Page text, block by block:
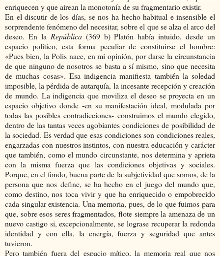
enriquecen y que airean la monotonía de su fragmentario existir.
En el discutir de los días, se nos ha hecho habitual e insensible el
sorprendente fenómeno del necesitar, sobre el que se alza el arco del
deseo. En la República (369 b) Platón había intuido, desde un
espacio político, esta forma peculiar de constituirse el hombre:
«Pues bien, la Polis nace, en mi opinión, por darse la circunstancia
de que ninguno de nosotros se basta a sí mismo, sino que necesita
de muchas cosas». Esa indigencia manifiesta también la soledad
imposible, la pérdida de autarquía, la incesante recepción y creación
de mundo. La indigencia que moviliza el deseo se proyecta en un
espacio objetivo donde -en su manifestación ideal, modulada por
todas las posibles contradicciones- construimos el mundo elegido,
dentro de las tantas veces agobiantes condiciones de posibilidad de
la sociedad. Es verdad que esas condiciones son condiciones reales,
engarzadas con nuestros instintos, con nuestra educación y carácter
que también, como el mundo circunstante, nos determina y aprieta
con la misma fuerza que las condiciones objetivas y sociales.
Porque, en el fondo, buena parte de la subjetividad que somos, de la
persona que nos define, se ha hecho en el juego del mundo que,
como destino, nos toca vivir y que ha enriquecido o empobrecido
cada singular existencia. Una memoria, pues, de lo que fuimos para
que, sobre esos seres fragmentados, flote siempre la amenaza de un
nuevo castigo si, excepcionalmente, se lograse recuperar la redonda
identidad y con ella, la energía, fuerza y seguridad que antes
tuvieron.
Pero también fuera del espacio mítico, la memoria real que nos